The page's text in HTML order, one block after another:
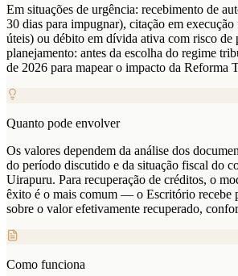
Em situações de urgência: recebimento de
30 dias para impugnar), citação em
úteis) ou débito em dívida ativa com risco de
planejamento: antes da escolha do regime
de 2026 para mapear o impacto da Reforma
Quanto pode envolver
Os valores dependem da análise dos
do período discutido e da situação fiscal do
Uirapuru. Para recuperação de créditos, o
êxito é o mais comum — o Escritório recebe
sobre o valor efetivamente recuperado,
Como funciona